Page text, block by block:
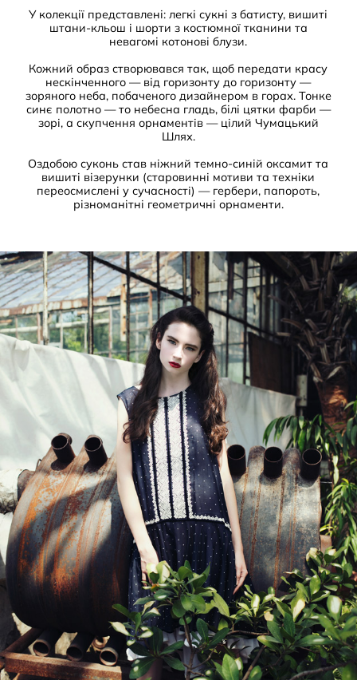
У колекції представлені: легкі сукні з батисту, вишиті
штани-кльош і шорти з костюмної тканини та
невагомі котонові блузи.
Кожний образ створювався так, щоб передати красу
нескінченного — від горизонту до горизонту —
зоряного неба, побаченого дизайнером в горах. Тонке
синє полотно — то небесна гладь, білі цятки фарби —
зорі, а скупчення орнаментів — цілий Чумацький
Шлях.
Оздобою суконь став ніжний темно-синій оксамит та
вишиті візерунки (старовинні мотиви та техніки
переосмислені у сучасності) — гербери, папороть,
різноманітні геометричні орнаменти.